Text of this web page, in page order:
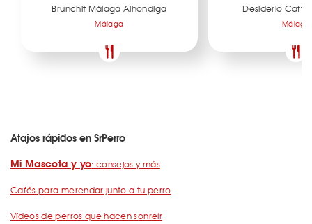
Brunchit Málaga Alhondiga
Málaga
Desiderio
Málaga
Atajos rápidos en SrPerro
Mi Mascota y yo: consejos y más
Cafés para merendar junto a tu perro
Vídeos de perros que hacen sonreír